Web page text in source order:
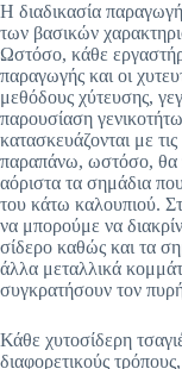
Η διαδικασία
των βασικών
Ωστόσο, κάθε
παραγωγής και οι
μεθόδους χύτευσης,
παρουσίαση
κατασκευάζονται με
παραπάνω, ωστόσο, θα
αόριστα τα σημάδια
του κάτω καλουπιού.
να μπορούμε να
σίδερο καθώς και τα
άλλα μεταλλικά
συγκρατήσουν τον
Κάθε χυτοσίδερη
διαφορετικούς